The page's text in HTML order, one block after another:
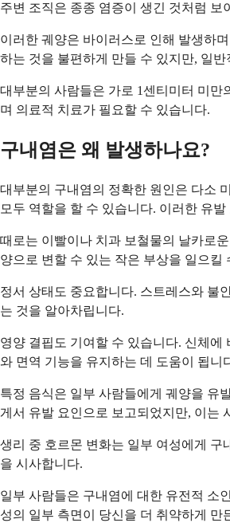
주변 조직은 종종 염증이 생긴 것처럼
이러한 궤양은 바이러스로 인해 발생하
하는 것을 불편하게 만들 수 있지만, 일
대부분의 사람들은 가로 1센티미터 미
며 의료적 치료가 필요할 수 있습니다.
구내염은 왜 발생하나요?
대부분의 구내염의 정확한 원인은 다소
모두 역할을 할 수 있습니다. 이러한 유
때로는 이빨이나 치과 보철물의 날카로
양으로 변할 수 있는 작은 부상을 일으
정서 상태도 중요합니다. 스트레스와 불
는 것을 알아차립니다.
영양 결핍도 기여할 수 있습니다. 신체에
와 면역 기능을 유지하는 데 도움이 됩니
특정 음식은 일부 사람들에게 궤양을 유
게서 유발 요인으로 보고되었지만, 이는
생리 중 호르몬 변화는 일부 여성에게
을 시사합니다.
일부 사람들은 구내염에 대한 유전적 소
성의 일부 측면이 당신을 더 취약하게 만